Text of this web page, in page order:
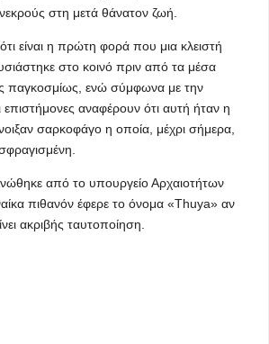
στη μετά θάνατον ζωή.
είναι η πρώτη φορά που μια κλειστή
στο κοινό πριν από τα μέσα
παγκοσμίως, ενώ σύμφωνα με την
αναφέρουν ότι αυτή ήταν η
σαρκοφάγο η οποία, μέχρι σήμερα,
από το υπουργείο Αρχαιοτήτων
πιθανόν έφερε το όνομα «Thuya» αν
ακριβής ταυτοποίηση.